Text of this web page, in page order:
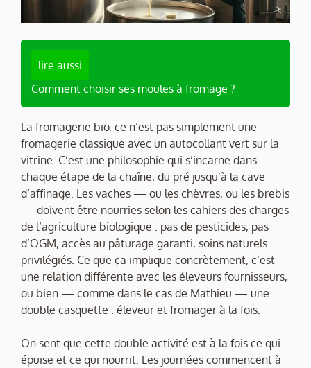
lire aussi
Comment choisir ses moules à fromage ?
La fromagerie bio, ce n’est pas simplement une
fromagerie classique avec un autocollant vert sur la
vitrine. C’est une philosophie qui s’incarne dans
chaque étape de la chaîne, du pré jusqu’à la cave
d’affinage. Les vaches — ou les chèvres, ou les brebis
— doivent être nourries selon les cahiers des charges
de l’agriculture biologique : pas de pesticides, pas
d’OGM, accès au pâturage garanti, soins naturels
privilégiés. Ce que ça implique concrètement, c’est
une relation différente avec les éleveurs fournisseurs,
ou bien — comme dans le cas de Mathieu — une
double casquette : éleveur et fromager à la fois.
On sent que cette double activité est à la fois ce qui
épuise et ce qui nourrit. Les journées commencent à